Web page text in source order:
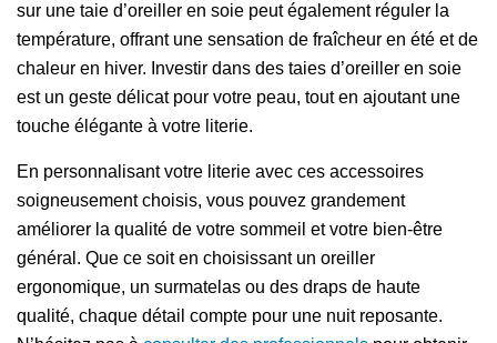
sur une taie d’oreiller en soie peut également réguler la
température, offrant une sensation de fraîcheur en été et de
chaleur en hiver. Investir dans des taies d’oreiller en soie
est un geste délicat pour votre peau, tout en ajoutant une
touche élégante à votre literie.
En personnalisant votre literie avec ces accessoires
soigneusement choisis, vous pouvez grandement
améliorer la qualité de votre sommeil et votre bien-être
général. Que ce soit en choisissant un oreiller
ergonomique, un surmatelas ou des draps de haute
qualité, chaque détail compte pour une nuit reposante.